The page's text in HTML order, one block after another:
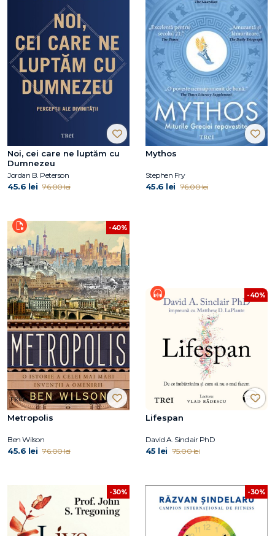
Noi, cei care ne luptăm cu
Dumnezeu
Jordan B. Peterson
45.6 lei 76.00 lei
Mythos
Stephen Fry
45.6 lei 76.00 lei
-40%
Metropolis
Ben Wilson
45.6 lei 76.00 lei
-40%
Lifespan
David A. Sinclair PhD
45 lei 75.00 lei
-30% -30%